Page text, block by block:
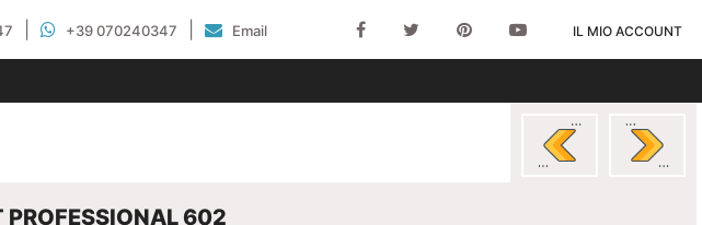
+39 070240347 Email IL MIO ACCOUNT
PROFESSIONAL 602